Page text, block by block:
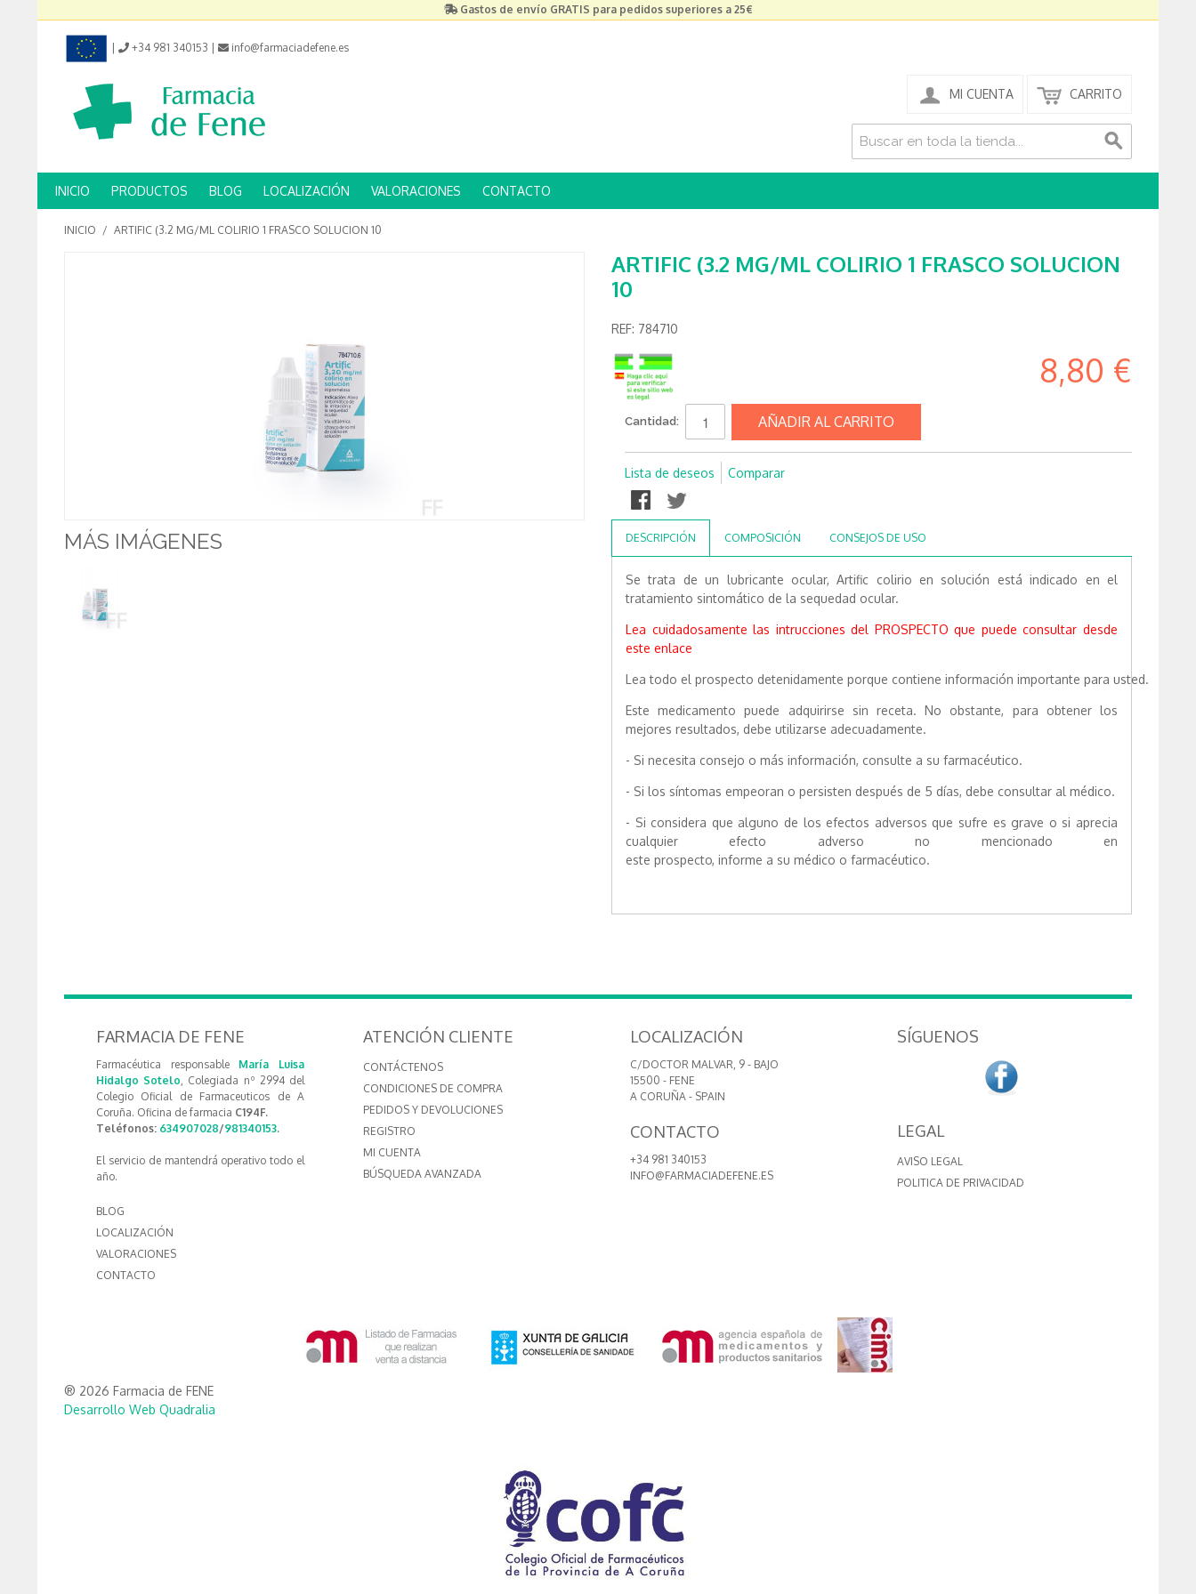
Gastos de envío GRATIS para pedidos superiores a 25€
+34 981 340153 info@farmaciadefene.es
MI CUENTA CARRITO
INICIO PRODUCTOS BLOG LOCALIZACIÓN VALORACIONES CONTACTO
INICIO / ARTIFIC (3.2 MG/ML COLIRIO 1 FRASCO SOLUCION 10
MÁS IMÁGENES
ARTIFIC (3.2 MG/ML COLIRIO 1 FRASCO SOLUCION
10
REF: 784710
8,80 €
Cantidad: AÑADIR AL CARRITO
Lista de deseos Comparar
DESCRIPCIÓN COMPOSICIÓN CONSEJOS DE USO
Se trata de un lubricante ocular, Artific colirio en solución está indicado en el
tratamiento sintomático de la sequedad ocular.
Lea cuidadosamente las intrucciones del PROSPECTO que puede consultar desde
este enlace
Lea todo el prospecto detenidamente porque contiene información importante para usted.
Este medicamento puede adquirirse sin receta. No obstante, para obtener los
mejores resultados, debe utilizarse adecuadamente.
- Si necesita consejo o más información, consulte a su farmacéutico.
- Si los síntomas empeoran o persisten después de 5 días, debe consultar al médico.
- Si considera que alguno de los efectos adversos que sufre es grave o si aprecia
cualquier efecto adverso no mencionado en
este prospecto, informe a su médico o farmacéutico.
FARMACIA DE FENE
Farmacéutica responsable María Luisa
Hidalgo Sotelo, Colegiada nº 2994 del
Colegio Oficial de Farmaceuticos de A
Coruña. Oficina de farmacia C194F.
Teléfonos: 634907028/981340153.
El servicio de mantendrá operativo todo el
año.
BLOG
LOCALIZACIÓN
VALORACIONES
CONTACTO
ATENCIÓN CLIENTE
CONTÁCTENOS
CONDICIONES DE COMPRA
PEDIDOS Y DEVOLUCIONES
REGISTRO
MI CUENTA
BÚSQUEDA AVANZADA
LOCALIZACIÓN
C/DOCTOR MALVAR, 9 - BAJO
15500 - FENE
A CORUÑA - SPAIN
CONTACTO
+34 981 340153
INFO@FARMACIADEFENE.ES
SÍGUENOS
LEGAL
AVISO LEGAL
POLITICA DE PRIVACIDAD
® 2026 Farmacia de FENE
Desarrollo Web Quadralia